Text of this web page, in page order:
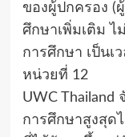
ของผู้ปกครอง (
ศึกษาเพิ่มเติม ไ
การศึกษา เป็นเ
หน่วยที่ 12
UWC Thailand
การศึกษาสูงสุด